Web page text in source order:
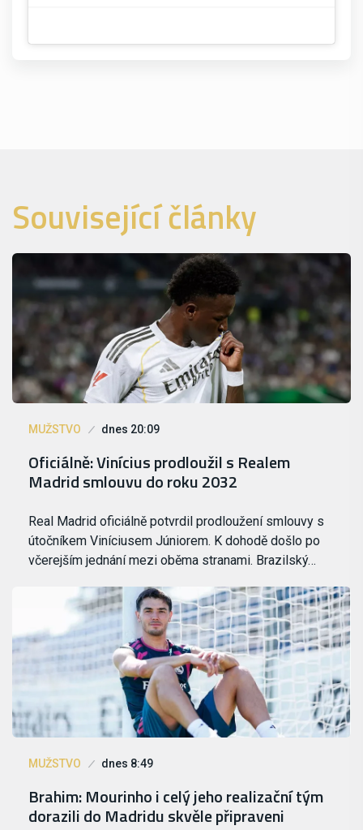
Související články
MUŽSTVO dnes 20:09
Oficiálně: Vinícius prodloužil s Realem
Madrid smlouvu do roku 2032
Real Madrid oficiálně potvrdil prodloužení smlouvy s
útočníkem Viníciusem Júniorem. K dohodě došlo po
včerejším jednání mezi oběma stranami. Brazilský…
MUŽSTVO dnes 8:49
Brahim: Mourinho i celý jeho realizační tým
dorazili do Madridu skvěle připraveni